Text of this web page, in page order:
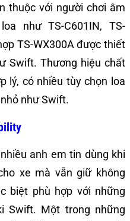
thuộc với người chơi âm
như TS-C601IN, TS-
TS-WX300A được thiết
Swift. Thương hiệu chất
lý, có nhiều tùy chọn loa
như Swift.
anh em tin dùng khi
xe mà vẫn giữ không
biệt phù hợp với những
Swift. Một trong những